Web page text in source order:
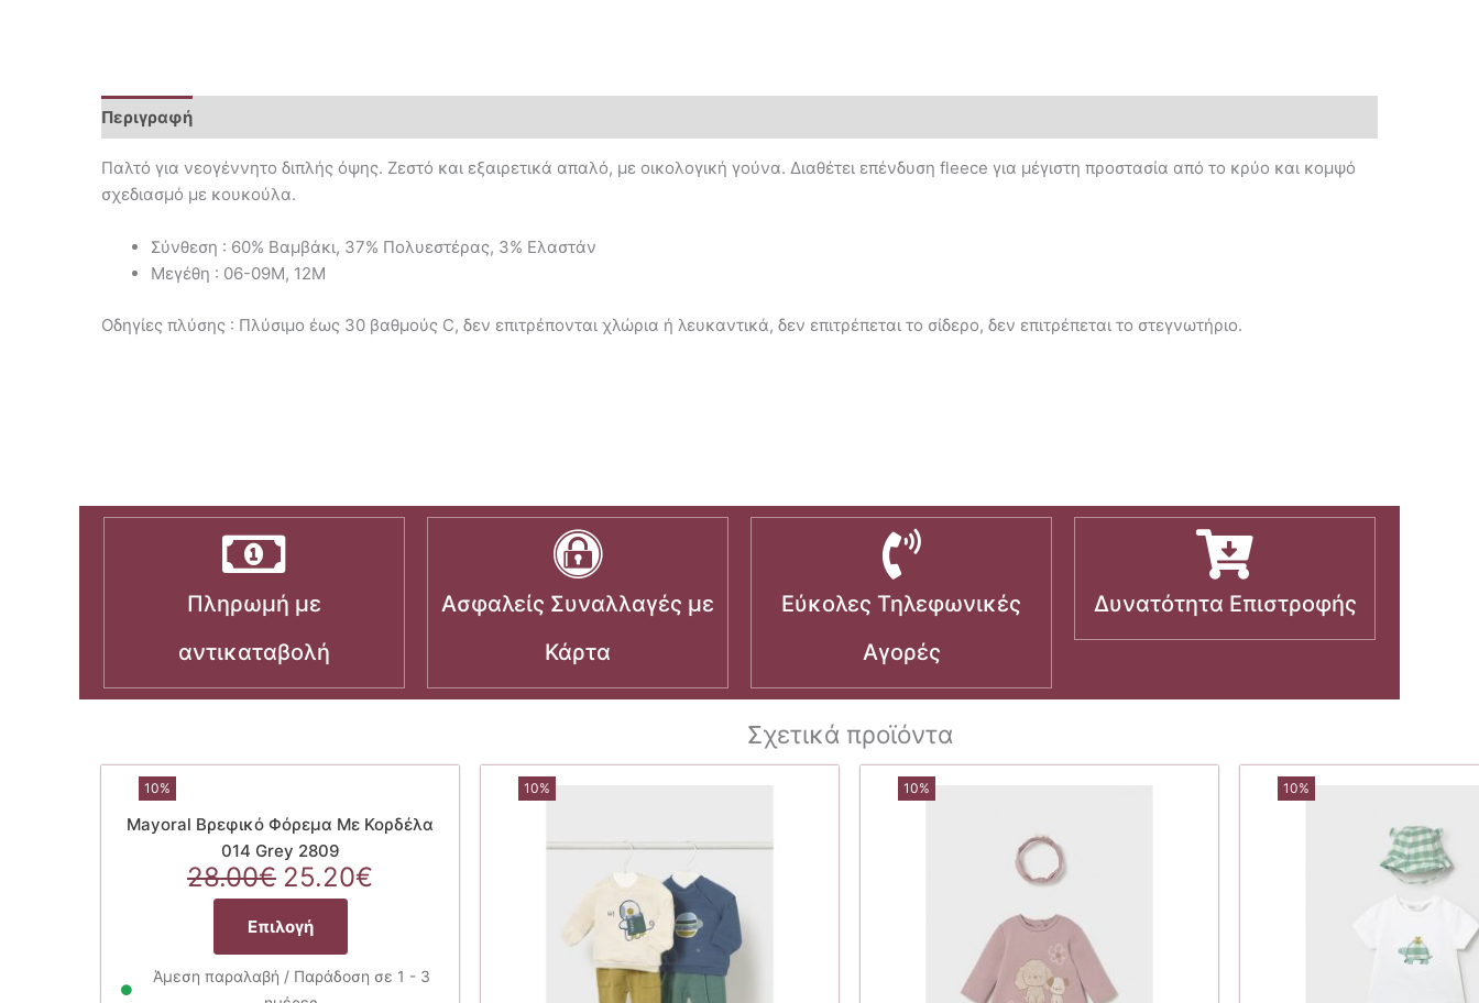
Περιγραφή
Παλτό για νεογέννητο διπλής όψης. Ζεστό και εξαιρετικά απαλό, με οικολογική γούνα. Διαθέτει επένδυση fleece για μέγιστη προστασία από το κρύο και κομψό
σχεδιασμό με κουκούλα.
Σύνθεση : 60% Βαμβάκι, 37% Πολυεστέρας, 3% Ελαστάν
Μεγέθη : 06-09M, 12M
Οδηγίες πλύσης : Πλύσιμο έως 30 βαθμούς C, δεν επιτρέπονται χλώρια ή λευκαντικά, δεν επιτρέπεται το σίδερο, δεν επιτρέπεται το στεγνωτήριο.
Πληρωμή με
αντικαταβολή
Ασφαλείς Συναλλαγές με
Κάρτα
Εύκολες Τηλεφωνικές
Αγορές
Δυνατότητα Επιστροφής
Σχετικά προϊόντα
10%
Mayoral Βρεφικό Φόρεμα Με Κορδέλα
014 Grey 2809
28.00€ Original
price
was:
28.00€.
25.20€
25.20€.
Επιλογή
Αυτό
προϊόν
έχει
Άμεση παραλαβή / Παράδοση σε 1 - 3
10% 10% 10%